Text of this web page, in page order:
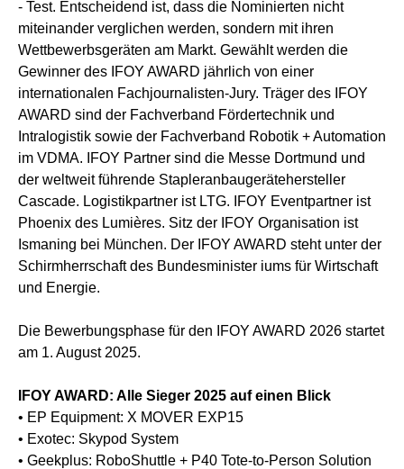
- Test. Entscheidend ist, dass die Nominierten nicht
miteinander verglichen werden, sondern mit ihren
Wettbewerbsgeräten am Markt. Gewählt werden die
Gewinner des IFOY AWARD jährlich von einer
internationalen Fachjournalisten-Jury. Träger des IFOY
AWARD sind der Fachverband Fördertechnik und
Intralogistik sowie der Fachverband Robotik + Automation
im VDMA. IFOY Partner sind die Messe Dortmund und
der weltweit führende Stapleranbaugerätehersteller
Cascade. Logistikpartner ist LTG. IFOY Eventpartner ist
Phoenix des Lumières. Sitz der IFOY Organisation ist
Ismaning bei München. Der IFOY AWARD steht unter der
Schirmherrschaft des Bundesminister iums für Wirtschaft
und Energie.
Die Bewerbungsphase für den IFOY AWARD 2026 startet
am 1. August 2025.
IFOY AWARD: Alle Sieger 2025 auf einen Blick
• EP Equipment: X MOVER EXP15
• Exotec: Skypod System
• Geekplus: RoboShuttle + P40 Tote-to-Person Solution